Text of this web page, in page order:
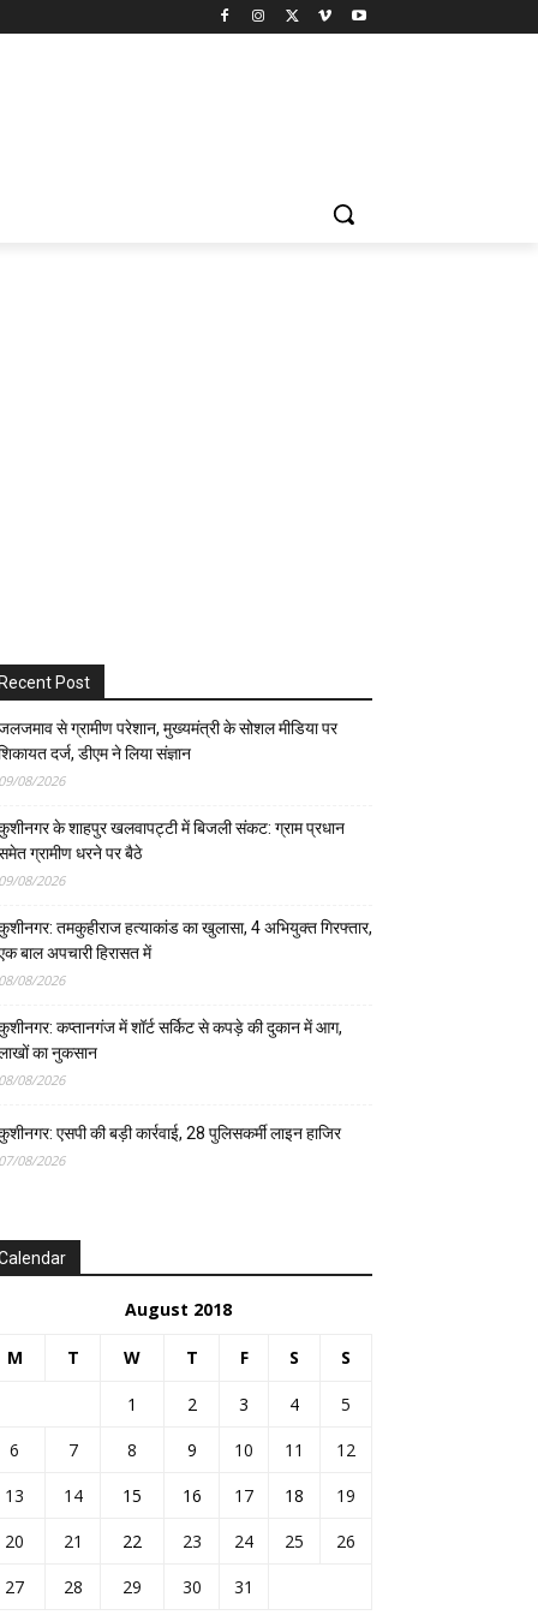
Recent Post
से ग्रामीण परेशान, मुख्यमंत्री के सोशल मीडिया पर
दर्ज, डीएम ने लिया संज्ञान
09/08/2026
के शाहपुर खलवापट्टी में बिजली संकट: ग्राम प्रधान
ग्रामीण धरने पर बैठे
09/08/2026
तमकुहीराज हत्याकांड का खुलासा, 4 अभियुक्त गिरफ्तार,
बाल अपचारी हिरासत में
08/08/2026
कप्तानगंज में शॉर्ट सर्किट से कपड़े की दुकान में आग,
का नुकसान
08/08/2026
एसपी की बड़ी कार्रवाई, 28 पुलिसकर्मी लाइन हाजिर
07/08/2026
August 2018
M T W T F S S
1 2 3 4
5
6
7 8 9 10 11
12
13
14 15 16 17 18
19
20
21 22 23 24 25
26
27
28 29 30
31